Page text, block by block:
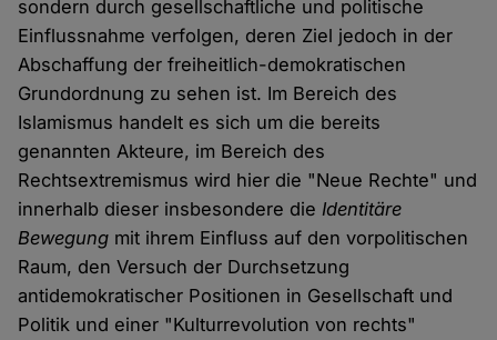
sondern durch gesellschaftliche und politische
Einflussnahme verfolgen, deren Ziel jedoch in der
Abschaffung der freiheitlich-demokratischen
Grundordnung zu sehen ist. Im Bereich des
Islamismus handelt es sich um die bereits
genannten Akteure, im Bereich des
Rechtsextremismus wird hier die "Neue Rechte" und
innerhalb dieser insbesondere die Identitäre
Bewegung mit ihrem Einfluss auf den vorpolitischen
Raum, den Versuch der Durchsetzung
antidemokratischer Positionen in Gesellschaft und
Politik und einer "Kulturrevolution von rechts"